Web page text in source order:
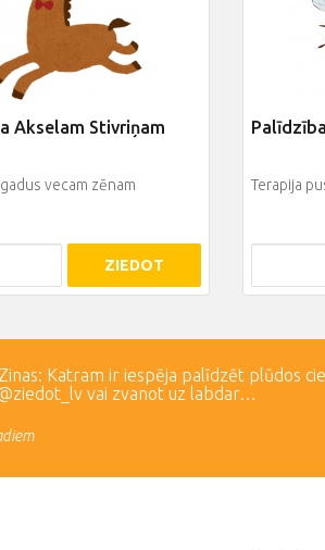
Akselam Stivriņam
vecam zēnam
ZIEDOT
Terapija
Katram ir iespēja palīdzēt plūdos
vai zvanot uz labdar…